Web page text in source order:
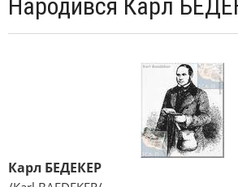
Народився Карл
Карл БЕДЕКЕР